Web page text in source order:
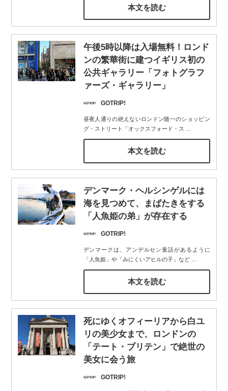
本文を読む
午後5時以降は入場無料！ロンド
ンの繁華街に建つイギリス初の
公共ギャラリー「フォトグラフ
ァーズ・ギャラリー」
GOTRIP!
昼夜人通りの絶えないロンドン随一のショッピン
グ・ストリート「オックスフォード・ス
本文を読む
デンマーク・ヘルシンゲルには
海を見つめて、まばたきをする
「人魚姫の弟」が存在する
GOTRIP!
デンマークは、アンデルセン童話があるように
「人魚姫」や「みにくいアヒルの子」など…
本文を読む
死にゆくオフィーリアから白ユ
リの美少女まで、ロンドンの
「テート・ブリテン」で絶世の
美女に会う旅
GOTRIP!